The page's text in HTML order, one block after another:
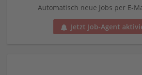
Automatisch neue Jobs per E-
Jetzt Job-Agent